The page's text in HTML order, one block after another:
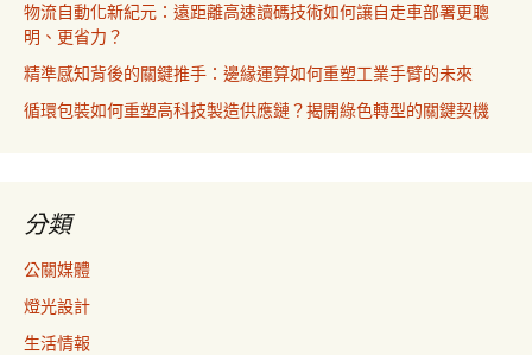
物流自動化新紀元：遠距離高速讀碼技術如何讓自走車部署更聰
明、更省力？
精準感知背後的關鍵推手：邊緣運算如何重塑工業手臂的未來
循環包裝如何重塑高科技製造供應鏈？揭開綠色轉型的關鍵契機
分類
公關媒體
燈光設計
生活情報